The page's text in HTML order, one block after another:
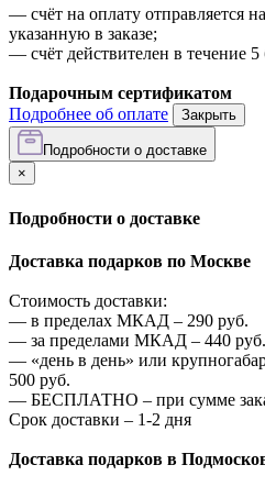
— счёт на оплату отправляется
указанную в заказе;
— счёт действителен в течение
Подарочным сертификатом
Подробнее об оплате
Закрыть
Подробности о доставке
×
Подробности о доставке
Доставка подарков по Москве
Стоимость доставки:
— в пределах МКАД – 290 руб.
— за пределами МКАД – 440 руб.
— «день в день» или
500 руб.
— БЕСПЛАТНО – при сумме
Срок доставки – 1-2 дня
Доставка подарков в